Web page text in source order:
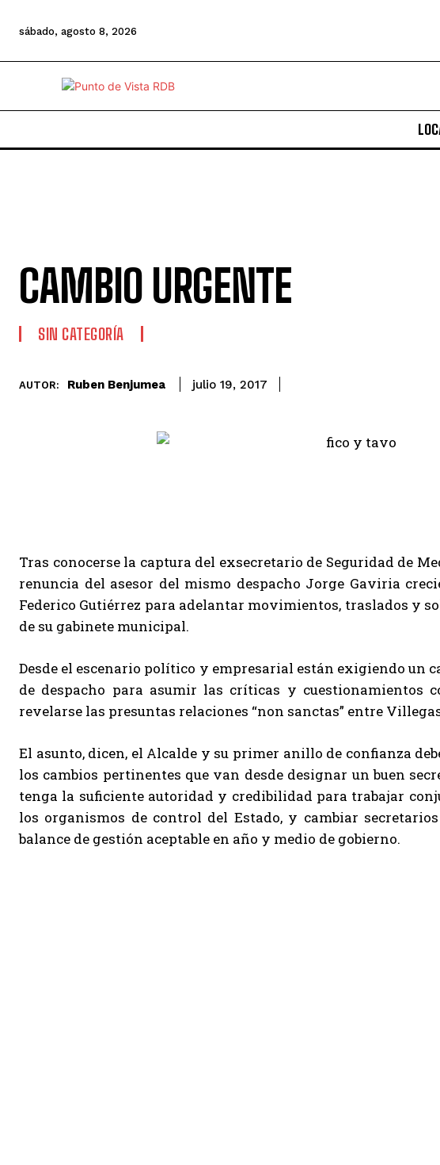
sábado, agosto 8, 2026
CAMBIO URGENTE
SIN CATEGORÍA
AUTOR: Ruben Benjumea julio 19, 2017
Tras conocerse la captura del exsecretario de Seguridad de
renuncia del asesor del mismo despacho Jorge Gaviria
Federico Gutiérrez para adelantar movimientos, traslados y
de su gabinete municipal.
Desde el escenario político y empresarial están exigiendo un
de despacho para asumir las críticas y cuestionamientos
revelarse las presuntas relaciones “non sanctas” entre
El asunto, dicen, el Alcalde y su primer anillo de confianza
los cambios pertinentes que van desde designar un buen
tenga la suficiente autoridad y credibilidad para trabajar
los organismos de control del Estado, y cambiar
balance de gestión aceptable en año y medio de gobierno.